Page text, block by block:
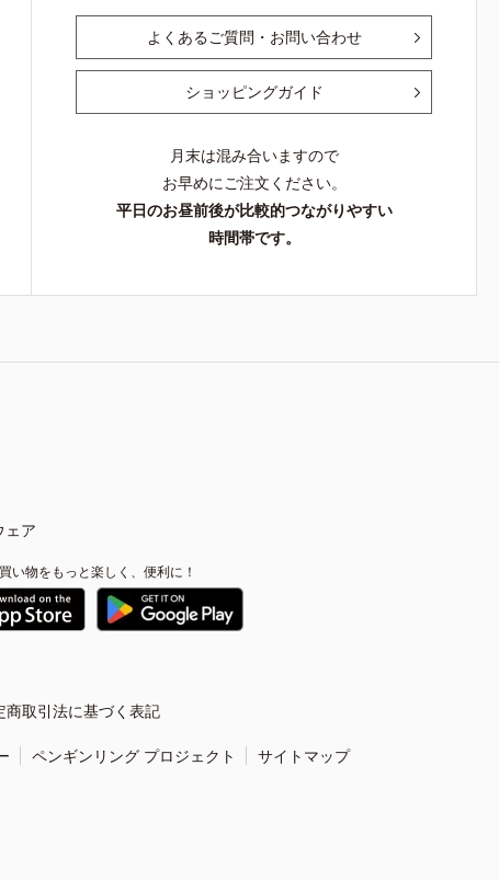
よくあるご質問・お問い合わせ
ショッピングガイド
月末は混み合いますので
お早めにご注文ください。
平日のお昼前後が比較的つながりやすい
時間帯です。
ェア
い物をもっと楽しく、便利に！
商取引法に基づく表記
ペンギンリング プロジェクト サイトマップ